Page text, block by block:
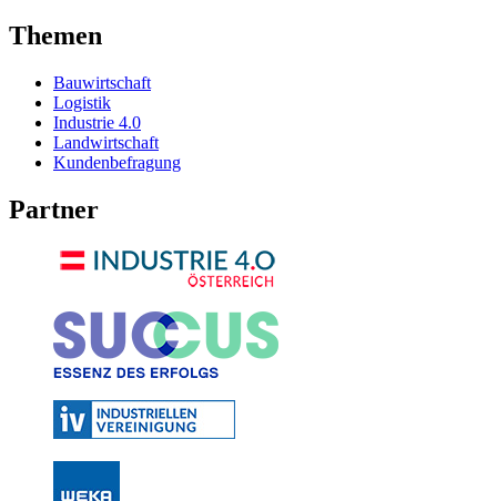
Themen
Bauwirtschaft
Logistik
Industrie 4.0
Landwirtschaft
Kundenbefragung
Partner